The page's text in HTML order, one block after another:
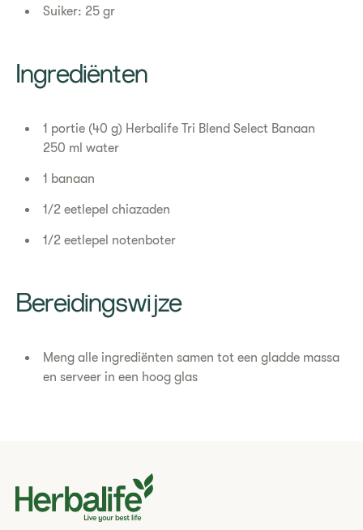
Suiker: 25 gr
​Ingrediënten
1 portie (40 g) Herbalife Tri Blend Select Banaan
250 ml water
1 banaan
1/2 eetlepel chiazaden
1/2 eetlepel notenboter
​Bereidingswijze
Meng alle ingrediënten samen tot een gladde massa
en serveer in een hoog glas